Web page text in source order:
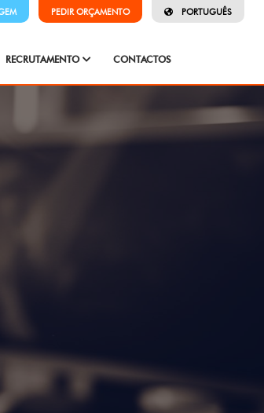
PORTUGUÊS
PEDIR ORÇAMENTO
RECRUTAMENTO CONTACTOS